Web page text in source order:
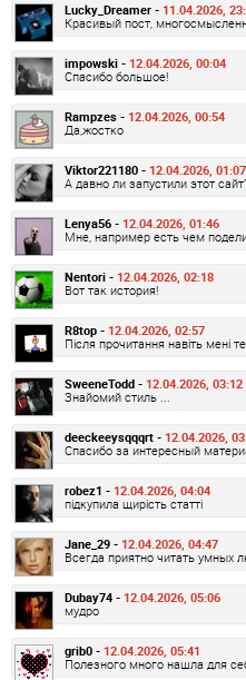
Lucky_Dreamer - 11.04.2026,
Красивый пост,
impowski - 12.04.2026, 00:04
Спасибо большое!
Rampzes - 12.04.2026, 00:54
Да,жостко
Viktor221180 - 12.04.2026, 01:07
А давно ли запустили этот
Lenya56 - 12.04.2026, 01:46
Мне, например есть чем
Nentori - 12.04.2026, 02:18
Вот так история!
R8top - 12.04.2026, 02:57
Після прочитання навіть мені
SweeneTodd - 12.04.2026, 03:12
Знайомий стиль ...
deeckeeysqqqrt - 12.04.2026,
Спасибо за интересный
robez1 - 12.04.2026, 04:04
підкупила щирість статті
Jane_29 - 12.04.2026, 04:47
Всегда приятно читать умных
Dubay74 - 12.04.2026, 05:06
мудро
grib0 - 12.04.2026, 05:41
Полезного много нашла для